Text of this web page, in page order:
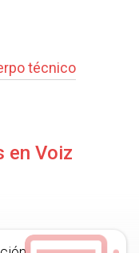
técnico
en Voiz